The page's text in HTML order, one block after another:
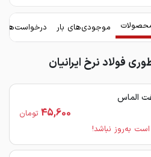
موجودی‌های بار
فولاد نرخ ایرانیان
45,600 تومان
به‌روز نباشد!